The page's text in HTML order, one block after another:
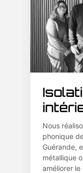
Nous
phonique
Guérande,
métallique
améliorer